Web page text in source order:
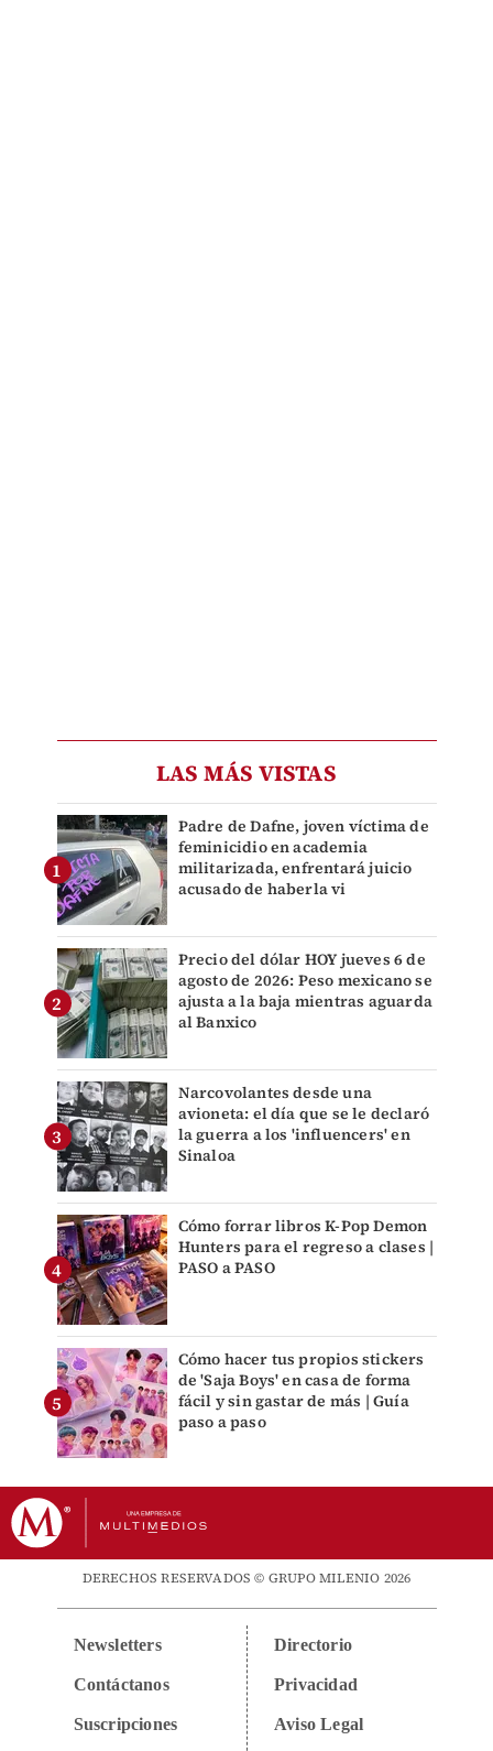
LAS MÁS VISTAS
Padre de Dafne, joven víctima de
feminicidio en academia
militarizada, enfrentará juicio
acusado de haberla vi
Precio del dólar HOY jueves 6 de
agosto de 2026: Peso mexicano se
ajusta a la baja mientras aguarda
al Banxico
Narcovolantes desde una
avioneta: el día que se le declaró
la guerra a los 'influencers' en
Sinaloa
Cómo forrar libros K-Pop Demon
Hunters para el regreso a clases |
PASO a PASO
Cómo hacer tus propios stickers
de 'Saja Boys' en casa de forma
fácil y sin gastar de más | Guía
paso a paso
DERECHOS RESERVADOS © GRUPO MILENIO 2026
Newsletters
Contáctanos
Suscripciones
Directorio
Privacidad
Aviso Legal